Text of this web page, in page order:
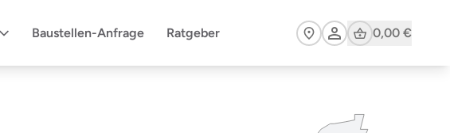
Baustellen-Anfrage Ratgeber Cart0,00 €